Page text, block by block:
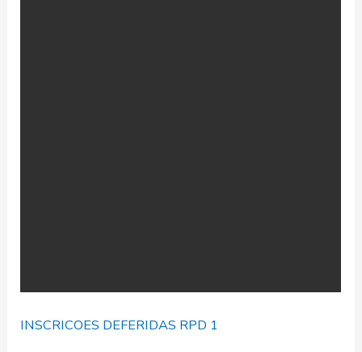
INSCRICOES DEFERIDAS RPD 1